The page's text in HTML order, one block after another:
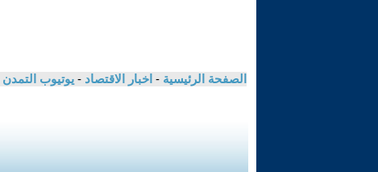
الصفحة الرئيسية - اخبار الاقتصاد - يوتيوب التمدن